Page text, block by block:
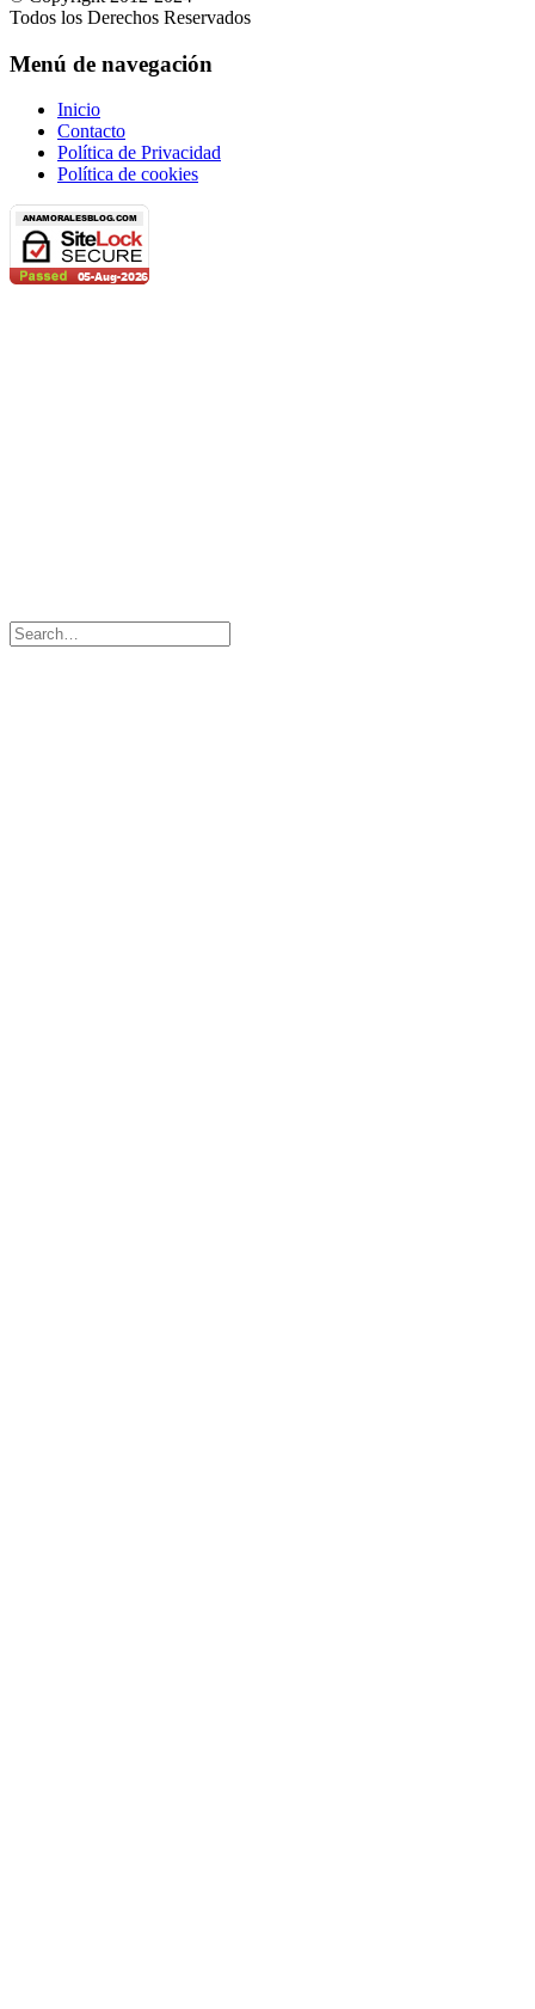
Todos los Derechos Reservados
Menú de navegación
Inicio
Contacto
Política de Privacidad
Política de cookies